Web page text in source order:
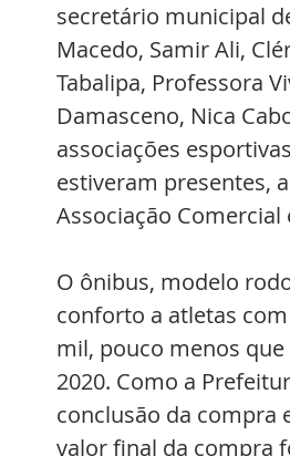
secretário municipal
Macedo, Samir Ali,
Tabalipa, Professora
Damasceno, Nica
associações
estiveram presentes,
Associação Comercial
O ônibus, modelo
conforto a atletas
mil, pouco menos
2020. Como a
conclusão da compra
valor final da compra